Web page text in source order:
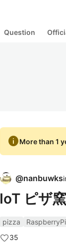
Question
infoMore than 1
@nanbuwks
IoT ピザ
pizza RaspberryPi
35